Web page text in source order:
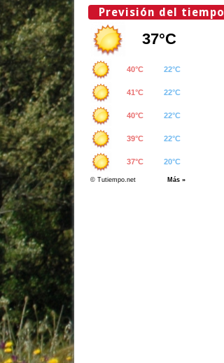
Previsión del tiempo